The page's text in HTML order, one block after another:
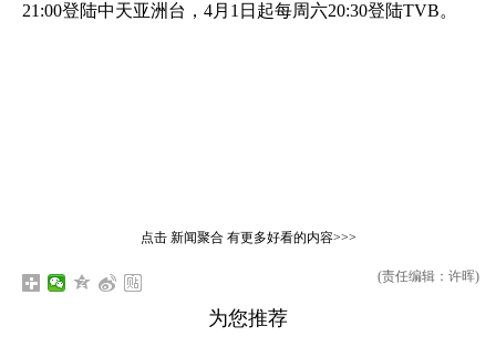
21:00登陆中天亚洲台，4月1日起每周六20:30登陆TVB。
点击 新闻聚合有更多好看的内容>>>
(责任编辑：许晖)
为您推荐